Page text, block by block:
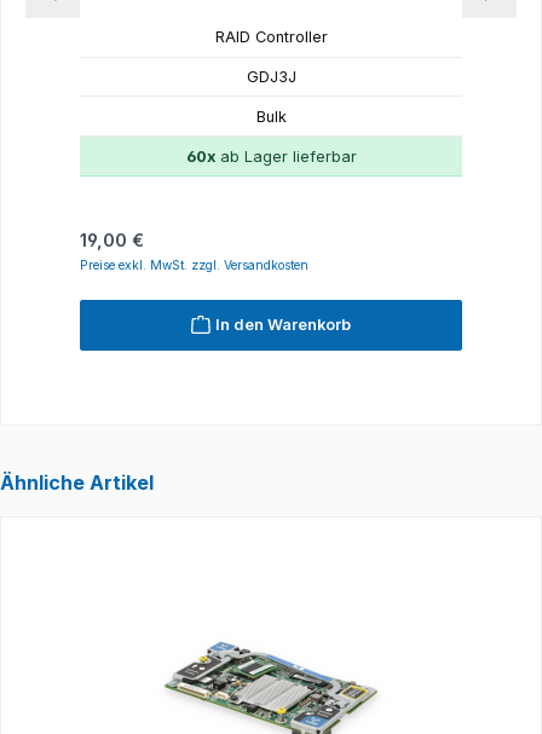
RAID Controller
GDJ3J
Bulk
60xab Lager lieferbar
Regulärer Preis:
19,00 €
Preise exkl. MwSt. zzgl. Versandkosten
In den Warenkorb
Ähnliche Artikel